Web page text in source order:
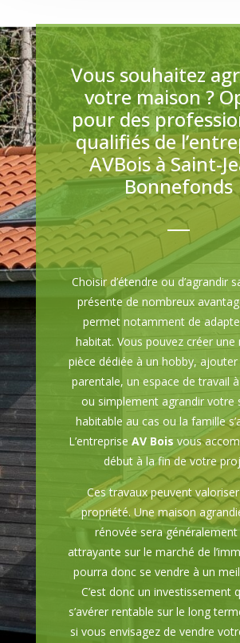
Vous souhaitez
votre maison ?
pour des
qualifiés de
AVBois à Saint-
Bonnefonds
Choisir d’étendre ou d’agrandir
présente de nombreux
permet notamment de
habitat. Vous pouvez créer une
pièce dédiée à un hobby,
parentale, un espace de travail
ou simplement agrandir votre
habitable au cas ou la famille
L’entrepriseAV Bois vous
début à la fin de votre
Ces travaux peuvent
propriété. Une maison
rénovée sera
attrayante sur le marché de
pourra donc se vendre à un
C’est donc un investissement
s’avérer rentable sur le long
si vous envisagez de vendre